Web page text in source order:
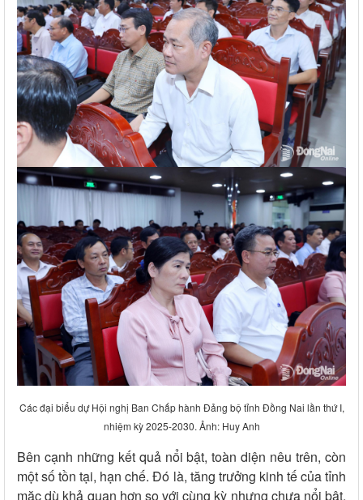
Các đại biểu dự Hội nghị Ban Chấp hành Đảng bộ tỉnh Đồng Nai lần thứ I,
nhiệm kỳ 2025-2030. Ảnh: Huy Anh
Bên cạnh những kết quả nổi bật, toàn diện nêu trên, còn
một số tồn tại, hạn chế. Đó là, tăng trưởng kinh tế của tỉnh
mặc dù khả quan hơn so với cùng kỳ nhưng chưa nổi bật,